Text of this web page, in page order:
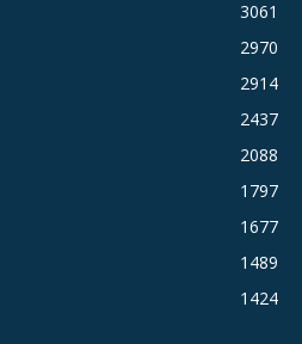
3061
2970
2914
2437
2088
1797
1677
1489
1424